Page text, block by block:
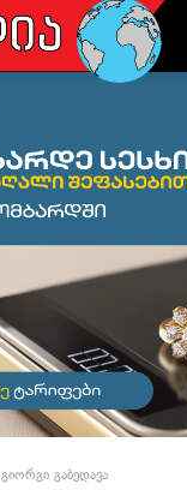
გიორგი გაბედავა